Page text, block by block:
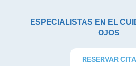
ESPECIALISTAS EN EL
OJOS
RESERVAR CITA